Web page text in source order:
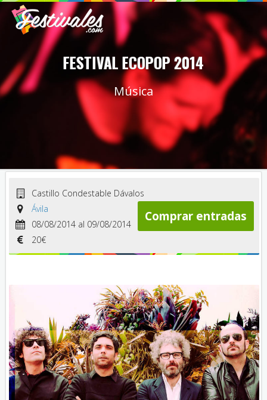
FESTIVAL ECOPOP 2014
Música
Castillo Condestable Dávalos
Ávila
08/08/2014 al 09/08/2014
20€
Comprar entradas